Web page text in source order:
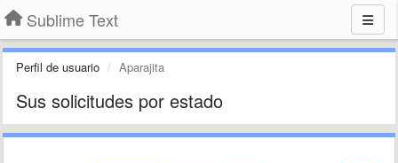
Sublime Text
Perfil de usuario Aparajita
Sus solicitudes por estado